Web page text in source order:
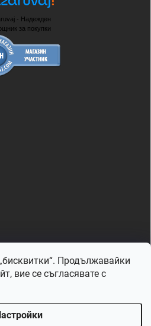
Продължавайки
вие се съгласявате с
- Надежден
за покупки
BeGadget.hr BeGadget.si